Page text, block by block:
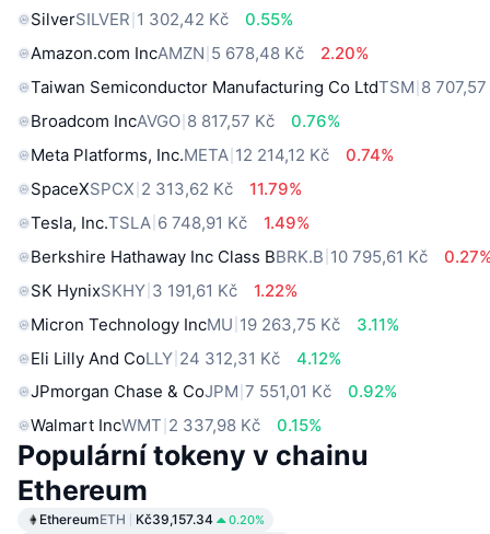
SilverSILVER 1 302,42 Kč
0.55%
Amazon.com IncAMZN 5 678,48 Kč
2.20%
Taiwan Semiconductor Manufacturing Co LtdTSM 8
Broadcom IncAVGO 8 817,57 Kč
0.76%
Meta Platforms, Inc.META 12 214,12 Kč
0.74%
SpaceXSPCX 2 313,62 Kč
11.79%
Tesla, Inc.TSLA 6 748,91 Kč
1.49%
Berkshire Hathaway Inc Class BBRK.B 10 795,61 Kč
SK HynixSKHY 3 191,61 Kč
1.22%
Micron Technology IncMU 19 263,75 Kč
3.11%
Eli Lilly And CoLLY 24 312,31 Kč
4.12%
JPmorgan Chase & CoJPM 7 551,01 Kč
0.92%
Walmart IncWMT 2 337,98 Kč 0.15%
Populární tokeny v chainu
Ethereum
EthereumETH Kč39,157.34 0.20%